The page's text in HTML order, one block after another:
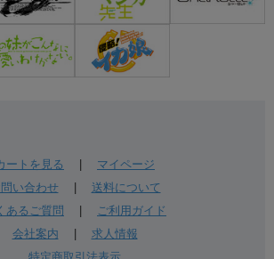
ートを見る
マイページ
い合わせ| 送料について
あるご質問
ご利用ガイド
会社案内
求人情報